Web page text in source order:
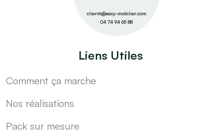
clients@easy-mobilier.com
04 74 94 65 88
Liens Utiles
Comment ça marche
Nos réalisations
Pack sur mesure